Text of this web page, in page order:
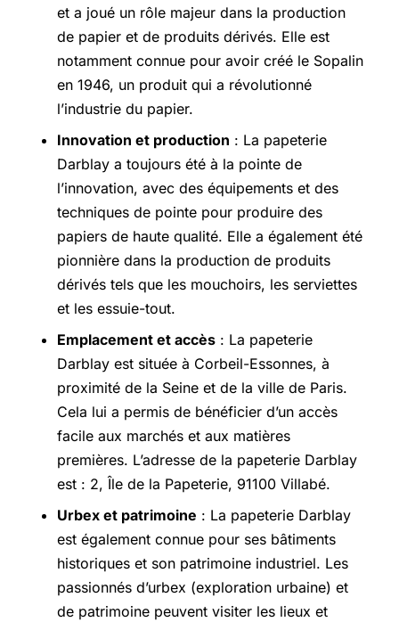
et a joué un rôle majeur dans la production
de papier et de produits dérivés. Elle est
notamment connue pour avoir créé le Sopalin
en 1946, un produit qui a révolutionné
l’industrie du papier.
Innovation et production : La papeterie
Darblay a toujours été à la pointe de
l’innovation, avec des équipements et des
techniques de pointe pour produire des
papiers de haute qualité. Elle a également été
pionnière dans la production de produits
dérivés tels que les mouchoirs, les serviettes
et les essuie-tout.
Emplacement et accès : La papeterie
Darblay est située à Corbeil-Essonnes, à
proximité de la Seine et de la ville de Paris.
Cela lui a permis de bénéficier d’un accès
facile aux marchés et aux matières
premières. L’adresse de la papeterie Darblay
est : 2, Île de la Papeterie, 91100 Villabé.
Urbex et patrimoine : La papeterie Darblay
est également connue pour ses bâtiments
historiques et son patrimoine industriel. Les
passionnés d’urbex (exploration urbaine) et
de patrimoine peuvent visiter les lieux et